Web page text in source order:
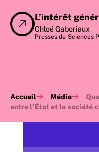
L’intérêt
Chloé Gaboriaux
Presses de Sciences
Accueil Média
entre l’État et la société